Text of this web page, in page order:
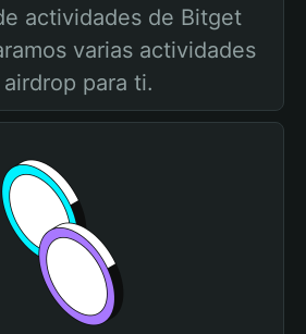
actividades de Bitget
varias actividades
para ti.